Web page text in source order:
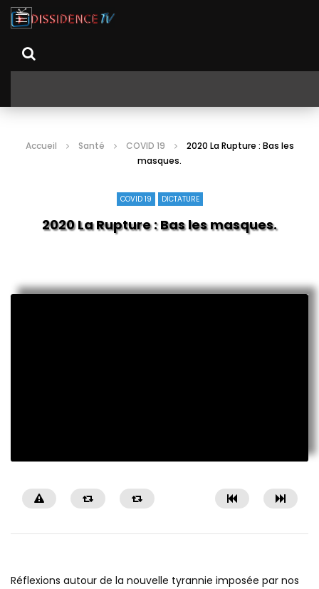
Accueil Santé COVID 19
2020 La Rupture : Bas les
masques.
COVID 19 DICTATURE
2020 La Rupture : Bas les masques.
Réflexions autour de la nouvelle tyrannie imposée par nos